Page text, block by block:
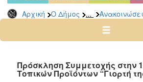
Αρχική Ο Δήμος ...
Δημοτικές
Υπηρεσίες
Ηλεκτρονική
Διακυβέρνηση
Πρόσκληση Συμμετοχής στην
Τοπικών Προϊόντων “Γιορτή